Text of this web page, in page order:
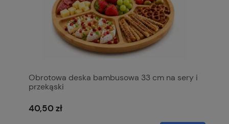
Obrotowa deska bambusowa 33 cm na sery i
przekąski
40,50 zł